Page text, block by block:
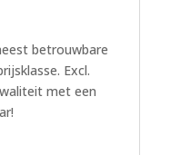
betrouwbare
Excl.
met een